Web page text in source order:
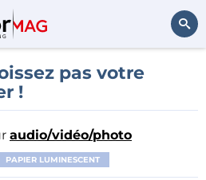
Rechercher
pas votre
!
audio/vidéo/photo
PAPIER LUMINESCENT